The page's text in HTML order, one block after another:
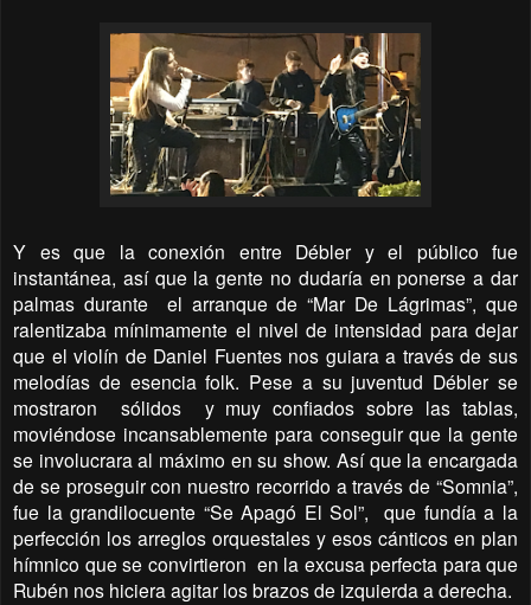
Y es que la conexión entre Débler y el público fue
instantánea, así que la gente no dudaría en ponerse a dar
palmas durante
el arranque de “Mar De Lágrimas”, que
ralentizaba mínimamente el nivel de intensidad para dejar
que el violín de Daniel Fuentes nos guiara a través de sus
melodías de esencia folk. Pese a su juventud Débler se
mostraron
sólidos
y muy confiados sobre las tablas,
moviéndose incansablemente para conseguir que la gente
se involucrara al máximo en su show. Así que la encargada
de se proseguir con nuestro recorrido a través de “Somnia”,
fue la grandilocuente “Se Apagó El Sol”,
que fundía a la
perfección los arreglos orquestales y esos cánticos en plan
hímnico que se convirtieron en la excusa perfecta para que
Rubén nos hiciera agitar los brazos de izquierda a derecha.